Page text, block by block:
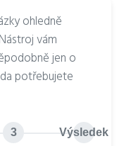
ohledně
vám
jen o
potřebujete
3 Výsledek